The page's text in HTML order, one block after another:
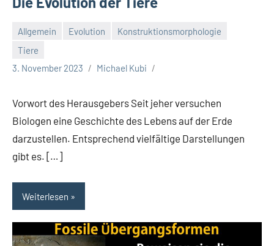
Allgemein Evolution
Konstruktionsmorphologie
Tiere
3. November 2023
Michael Kubi
Vorwort des Herausgebers Seit jeher versuchen
Biologen eine Geschichte des Lebens auf der Erde
darzustellen. Entsprechend vielfältige Darstellungen
gibt es. […]
Weiterlesen